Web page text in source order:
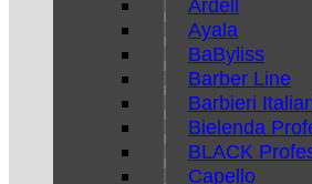
Ardell
Ayala
BaByliss
Barber Line
Barbieri
Bielenda
BLACK
Capello